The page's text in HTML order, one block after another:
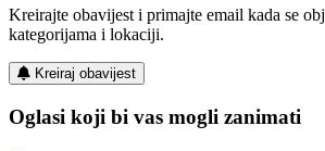
Kreirajte obavijest i primajte email kada se
kategorijama i lokaciji.
Kreiraj obavijest
Oglasi koji bi vas mogli zanimati